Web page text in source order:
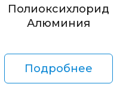
Полиоксихлорид
Алюминия
Подробнее